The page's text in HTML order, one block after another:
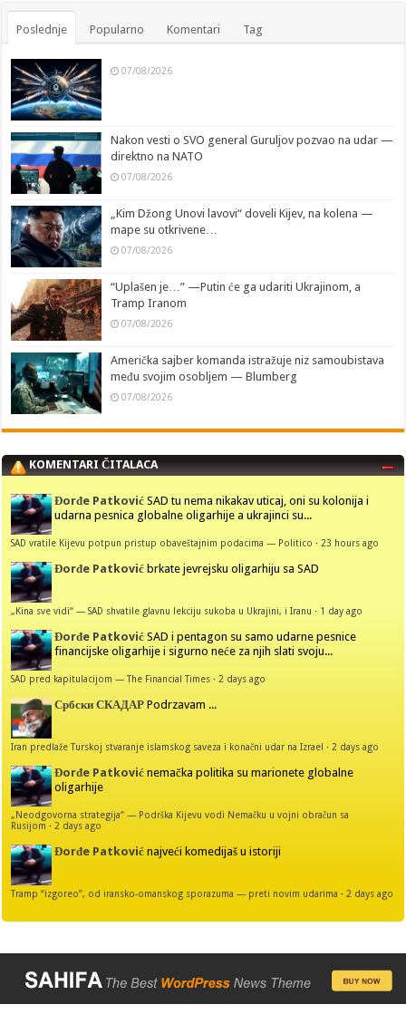
Poslednje Popularno Komentari Tag
07/08/2026
Nakon vesti o SVO general Guruljov pozvao na udar —
direktno na NATO
07/08/2026
„Kim Džong Unovi lavovi“ doveli Kijev, na kolena —
mape su otkrivene…
07/08/2026
“Uplašen je…” —Putin će ga udariti Ukrajinom, a
Tramp Iranom
07/08/2026
Američka sajber komanda istražuje niz samoubistava
među svojim osobljem — Blumberg
07/08/2026
KOMENTARI ČITALACA
Đorđe Patković SAD tu nema nikakav uticaj, oni su kolonija i
udarna pesnica globalne oligarhije a ukrajinci su...
SAD vratile Kijevu potpun pristup obaveštajnim podacima — Politico ·23 hours ago
Đorđe Patković brkate jevrejsku oligarhiju sa SAD
„Kina sve vidi“ — SAD shvatile glavnu lekciju sukoba u Ukrajini, i Iranu · 1 day ago
Đorđe Patković SAD i pentagon su samo udarne pesnice
financijske oligarhije i sigurno neće za njih slati svoju...
SAD pred kapitulacijom — The Financial Times ·2 days ago
Србски СКАДАР Podrzavam ...
Iran predlaže Turskoj stvaranje islamskog saveza i konačni udar na Izrael ·2 days ago
Đorđe Patković nemačka politika su marionete globalne
oligarhije
„Neodgovorna strategija“ — Podrška Kijevu vodi Nemačku u vojni obračun sa
Rusijom ·2 days ago
Đorđe Patković najveći komedijaš u istoriji
Tramp “izgoreo”, od iransko-omanskog sporazuma — preti novim udarima ·2 days ago